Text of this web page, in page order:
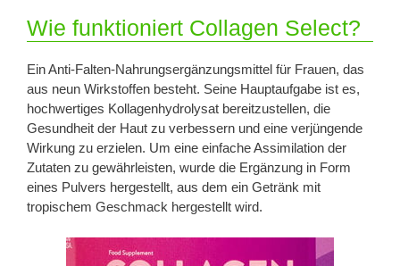
Wie funktioniert Collagen Select?
Ein Anti-Falten-Nahrungsergänzungsmittel für Frauen, das
aus neun Wirkstoffen besteht. Seine Hauptaufgabe ist es,
hochwertiges Kollagenhydrolysat bereitzustellen, die
Gesundheit der Haut zu verbessern und eine verjüngende
Wirkung zu erzielen. Um eine einfache Assimilation der
Zutaten zu gewährleisten, wurde die Ergänzung in Form
eines Pulvers hergestellt, aus dem ein Getränk mit
tropischem Geschmack hergestellt wird.